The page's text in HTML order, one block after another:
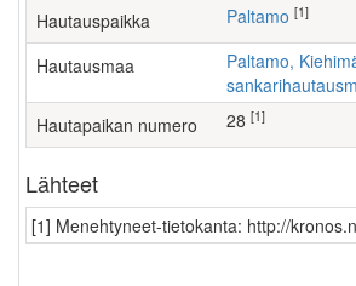
Hautauspaikka Paltamo [1]
Hautausmaa
Paltamo, Kiehimän
Hautapaikan numero 28 [1]
Lähteet
[1] Menehtyneet-tietokanta: http://